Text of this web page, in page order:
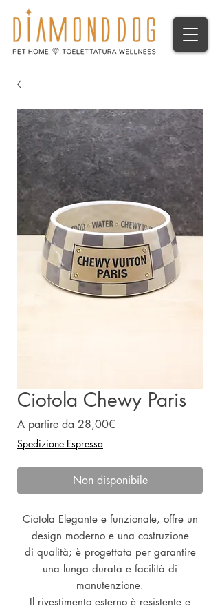
Ciotola Chewy Paris
A partire da 28,00€
Spedizione Espressa
Non disponibile
Ciotola Elegante e funzionale, offre un
design moderno e una costruzione
di qualità; è progettata per garantire
una lunga durata e facilità di
manutenzione.
Il rivestimento esterno è resistente e